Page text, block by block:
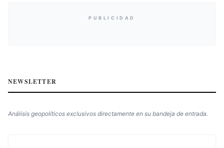
PUBLICIDAD
NEWSLETTER
Análisis geopolíticos exclusivos directamente en su bandeja de entrada.